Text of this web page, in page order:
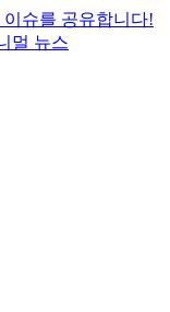
슈를 공유합니다!
멀 뉴스